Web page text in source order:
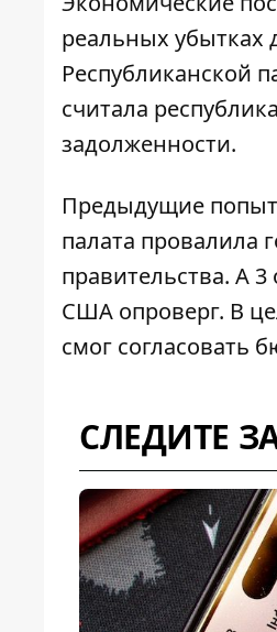
реальных убытках
Республиканской
считала
задолженности.
Предыдущие
палата провалила
правительства. А
США опроверг. В
смог согласовать
СЛЕДИТЕ